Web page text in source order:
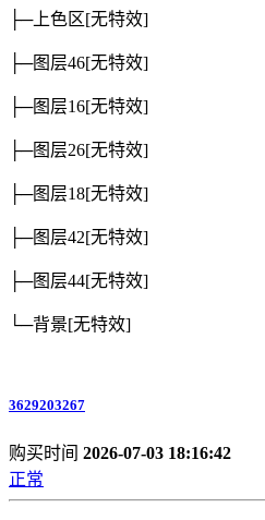
├─上色区[无特效]
├─图层46[无特效]
├─图层16[无特效]
├─图层26[无特效]
├─图层18[无特效]
├─图层42[无特效]
├─图层44[无特效]
└─背景[无特效]
3629203267
购买时间 2026-07-03 18:16:42
正常